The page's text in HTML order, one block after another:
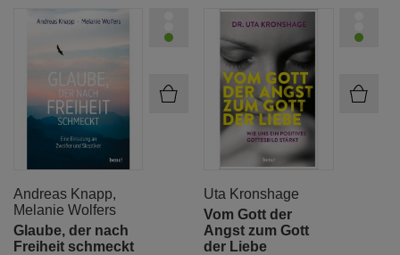
Andreas Knapp,
Melanie Wolfers
Glaube, der nach
Freiheit schmeckt
Uta Kronshage
Vom Gott der
Angst zum Gott
der Liebe